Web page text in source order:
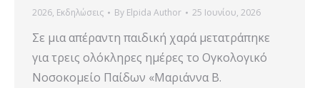
2026, Εκδηλώσεις By Elpida Author 25 Ιουνίου, 2026
Σε μια απέραντη παιδική χαρά μετατράπηκε
για τρεις ολόκληρες ημέρες το Ογκολογικό
Νοσοκομείο Παίδων «Μαριάννα Β.